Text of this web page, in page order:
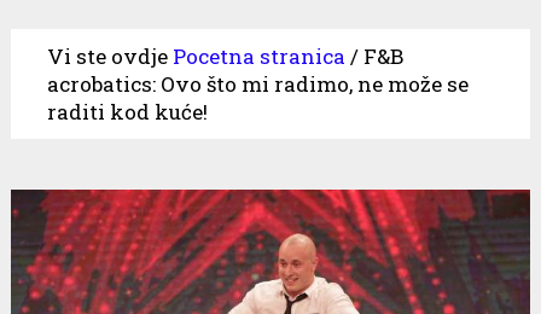
Vi ste ovdje Pocetna stranica / F&B
acrobatics: Ovo što mi radimo, ne može se
raditi kod kuće!